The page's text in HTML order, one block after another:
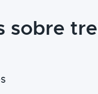
sobre